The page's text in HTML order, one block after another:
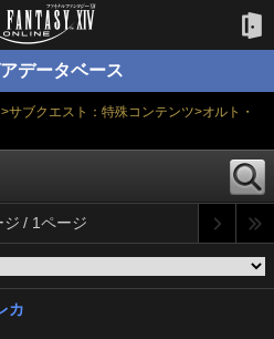
データベース
サブクエスト：特殊コンテンツ>オルト・
ジ / 1ページ
カ